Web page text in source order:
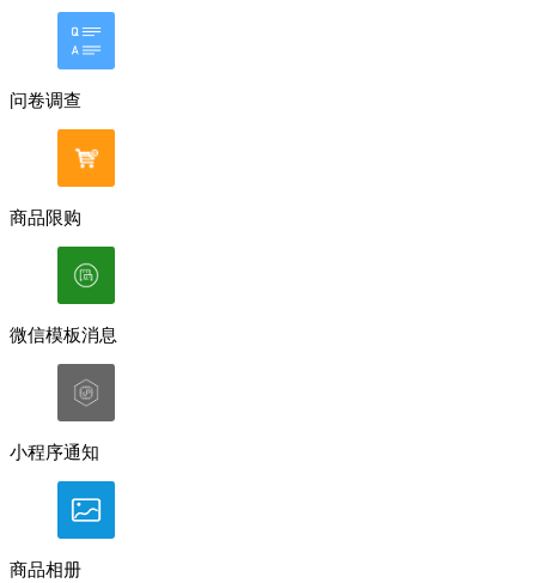
问卷调查
商品限购
微信模板消息
小程序通知
商品相册